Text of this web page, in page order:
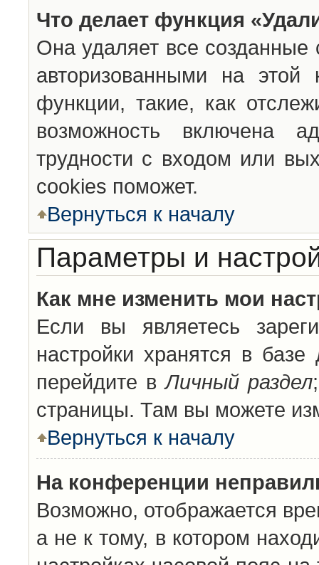
Что делает функция
Она удаляет все созданные
авторизованными на
функции, такие, как
возможность включена
трудности с входом или
cookies поможет.
Вернуться к началу
Параметры и
Как мне изменить мои
Если вы являетесь
настройки хранятся в
перейдите вЛичный раздел
страницы. Там вы можете
Вернуться к началу
На конференции
Возможно, отображается
а не к тому, в котором